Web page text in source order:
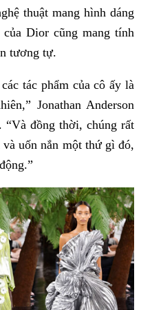
thuật mang hình dáng
Dior cũng mang tính
tương tự.
tác phẩm của cô ấy là
Jonathan Anderson
đồng thời, chúng rất
uốn nắn một thứ gì đó,